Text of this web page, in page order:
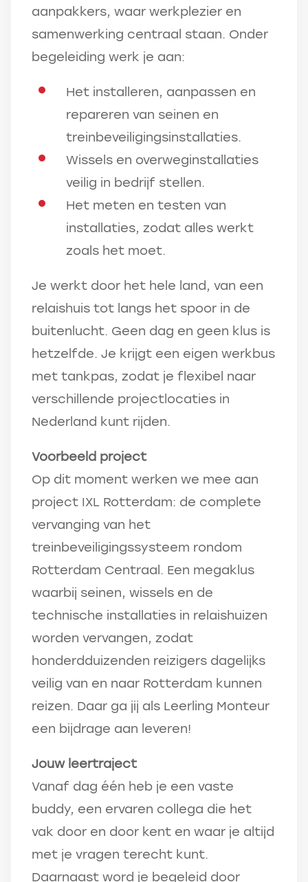
aanpakkers, waar werkplezier en
samenwerking centraal staan. Onder
begeleiding werk je aan:
Het installeren, aanpassen en
repareren van seinen en
treinbeveiligingsinstallaties.
Wissels en overweginstallaties
veilig in bedrijf stellen.
Het meten en testen van
installaties, zodat alles werkt
zoals het moet.
Je werkt door het hele land, van een
relaishuis tot langs het spoor in de
buitenlucht. Geen dag en geen klus is
hetzelfde. Je krijgt een eigen werkbus
met tankpas, zodat je flexibel naar
verschillende projectlocaties in
Nederland kunt rijden.
Voorbeeld project
Op dit moment werken we mee aan
project IXL Rotterdam: de complete
vervanging van het
treinbeveiligingssysteem rondom
Rotterdam Centraal. Een megaklus
waarbij seinen, wissels en de
technische installaties in relaishuizen
worden vervangen, zodat
honderdduizenden reizigers dagelijks
veilig van en naar Rotterdam kunnen
reizen. Daar ga jij als Leerling Monteur
een bijdrage aan leveren!
Jouw leertraject
Vanaf dag één heb je een vaste
buddy, een ervaren collega die het
vak door en door kent en waar je altijd
met je vragen terecht kunt.
Daarnaast word je begeleid door